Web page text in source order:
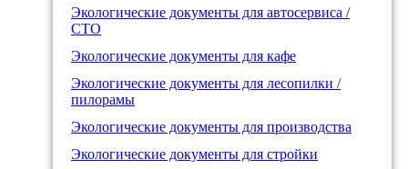
Экологические документы для автосервиса /
СТО
Экологические документы для кафе
Экологические документы для лесопилки /
пилорамы
Экологические документы для производства
Экологические документы для стройки